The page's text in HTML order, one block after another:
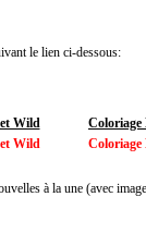
le lien ci-dessous:
Wild
Wild
à la une (avec